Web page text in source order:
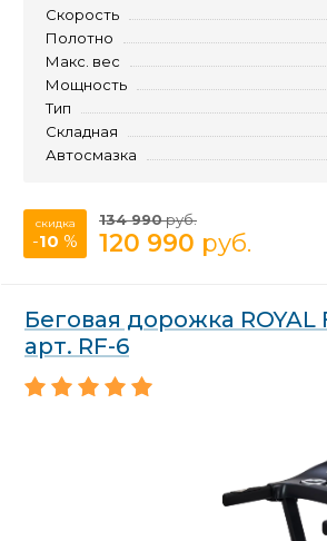
Скорость
Полотно
Макс. вес
Мощность
Тип
Складная
Автосмазка
скидка
-10 %
134 990руб.
120 990 руб.
Беговая дорожка ROYAL
арт. RF-6